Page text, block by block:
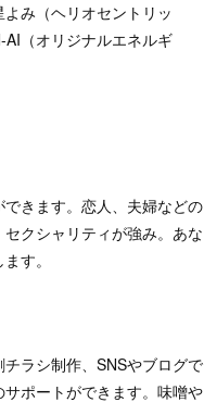
み（ヘリオセントリッ
（オリジナルエネルギ
きます。恋人、夫婦などの
クシャリティが強み。あな
す。
ラシ制作、SNSやブログで
ポートができます。味噌や